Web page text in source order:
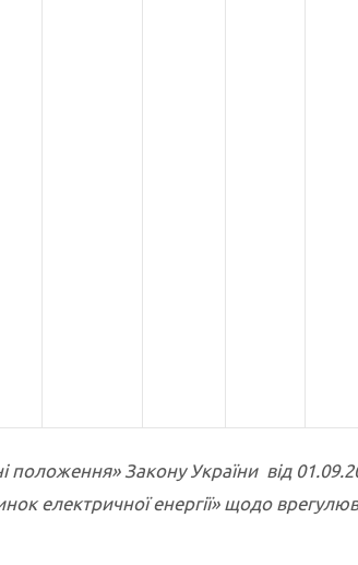
положення» Закону України від
електричної енергії» щодо